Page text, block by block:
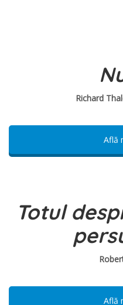
Richard
Află
Totul
Află